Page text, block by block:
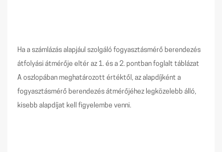
Ha a számlázás alapjául szolgáló fogyasztásmérő berendezés
átfolyási átmérője eltér az 1. és a 2. pontban foglalt táblázat
A oszlopában meghatározott értéktől, az alapdíjként a
fogyasztásmérő berendezés átmérőjéhez legközelebb álló,
kisebb alapdíjat kell figyelembe venni.